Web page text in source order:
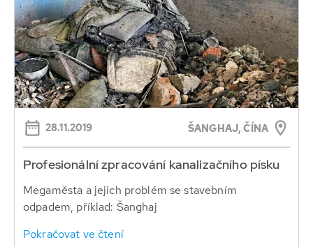
28.11.2019 ŠANGHAJ, ČÍNA
Profesionální zpracování kanalizačního písku
Megaměsta a jejich problém se stavebním
odpadem, příklad: Šanghaj
Pokračovat ve čtení